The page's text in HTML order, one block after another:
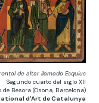
de altar llamado Esquius
Segundo cuarto del siglo XII
Besora (Osona, Barcelona)
d'Art de Catalunya